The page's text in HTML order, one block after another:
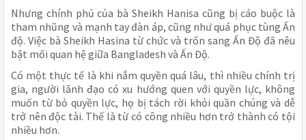
Nhưng chính phủ của bà Sheikh Hanisa cũng bị cáo buộc là
tham nhũng và mạnh tay đàn áp, cũng như quá phục tùng Ấn
độ. Việc bà Sheikh Hasina từ chức và trốn sang Ấn Độ đã nêu
bật mối quan hệ giữa Bangladesh và Ấn Độ.
Có một thực tế là khi nắm quyền quá lâu, thì nhiều chính trị
gia, người lãnh đạo có xu hướng quen với quyền lực, không
muốn từ bỏ quyền lực, họ bị tách rời khỏi quần chúng và dễ
trở nên độc tài. Thế là từ có công nhiều hơn trở thành có tội
nhiều hơn.